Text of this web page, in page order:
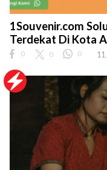
1Souvenir.com
Terdekat Di Kota
0 0 0 11